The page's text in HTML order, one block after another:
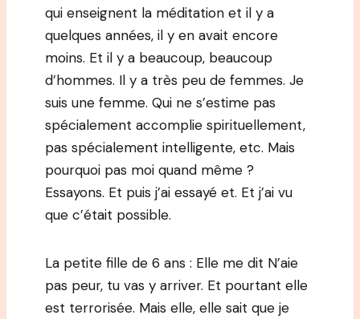
qui enseignent la méditation et il y a
quelques années, il y en avait encore
moins. Et il y a beaucoup, beaucoup
d’hommes. Il y a très peu de femmes. Je
suis une femme. Qui ne s’estime pas
spécialement accomplie spirituellement,
pas spécialement intelligente, etc. Mais
pourquoi pas moi quand même ?
Essayons. Et puis j’ai essayé et. Et j’ai vu
que c’était possible.
La petite fille de 6 ans : Elle me dit N’aie
pas peur, tu vas y arriver. Et pourtant elle
est terrorisée. Mais elle, elle sait que je